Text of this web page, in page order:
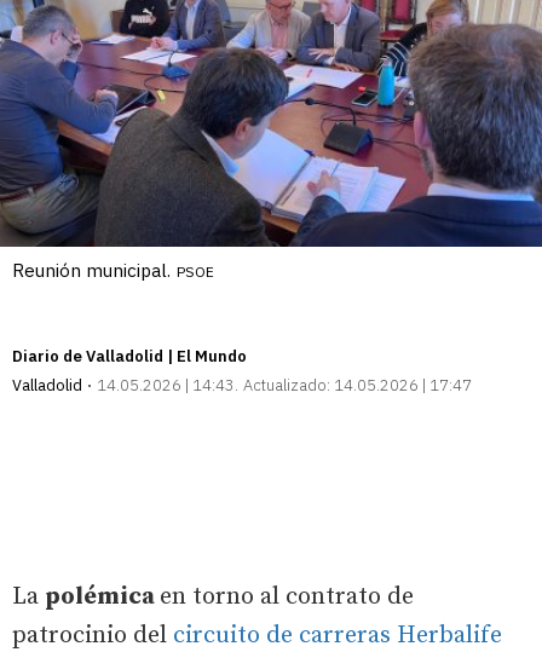
Reunión municipal. PSOE
Diario de Valladolid | El Mundo
Valladolid
14.05.2026 | 14:43 Actualizado: 14.05.2026 | 17:47
La polémica en torno al contrato de
patrocinio del circuito de carreras Herbalife